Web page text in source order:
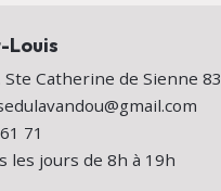
Louis
Ste Catherine de Sienne
71
les jours de 8h à 19h